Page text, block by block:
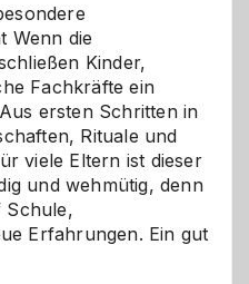
Wenn die
Kinder,
Fachkräfte ein
ersten Schritten in
Rituale und
viele Eltern ist dieser
und wehmütig, denn
Schule,
Erfahrungen. Ein gut